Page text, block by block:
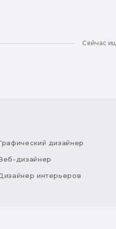
Сейчас
дизайнер
дизайнер
интерьеров